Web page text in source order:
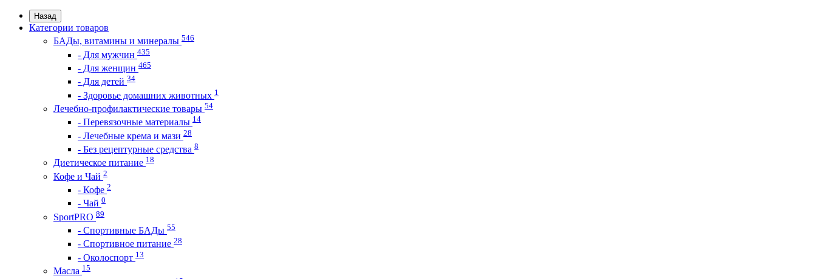
Назад
Категории товаров
БАДы, витамины и минералы 546
- Для мужчин 435
- Для женщин 465
- Для детей 34
- Здоровье домашних животных 1
Лечебно-профилактические товары 54
- Перевязочные материалы 14
- Лечебные крема и мази 28
- Без рецептурные средства 8
Диетическое питание 18
Кофе и Чай 2
- Кофе 2
- Чай 0
SportPRO 89
- Спортивные БАДы 55
- Спортивное питание 28
- Околоспорт 13
Масла 15